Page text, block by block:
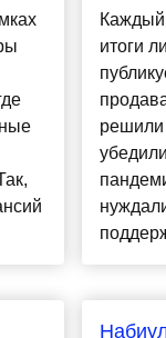
Каждый
итоги
решили